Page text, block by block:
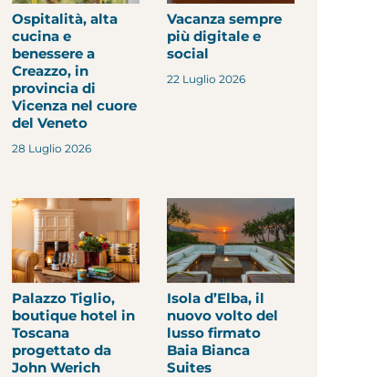
Ospitalità, alta
cucina e
benessere a
Creazzo, in
provincia di
Vicenza nel cuore
del Veneto
28 Luglio 2026
Vacanza sempre
più digitale e
social
22 Luglio 2026
Palazzo Tiglio,
boutique hotel in
Toscana
progettato da
John Werich
Isola d’Elba, il
nuovo volto del
lusso firmato
Baia Bianca
Suites